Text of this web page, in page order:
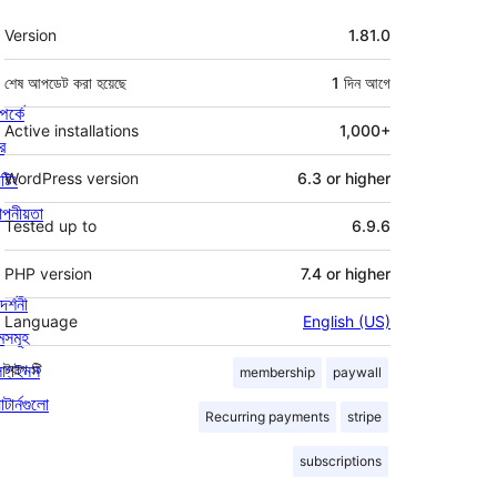
মেটা
Version 1.81.0
শেষ আপডেট করা হয়েছে 1 দিনআগে
Active installations 1,000+
WordPress version 6.3 or higher
Tested up to 6.9.6
PHP version 7.4 or higher
Language English (US)
ট্যাগ membership paywall
Recurring payments stripe
subscriptions
টি